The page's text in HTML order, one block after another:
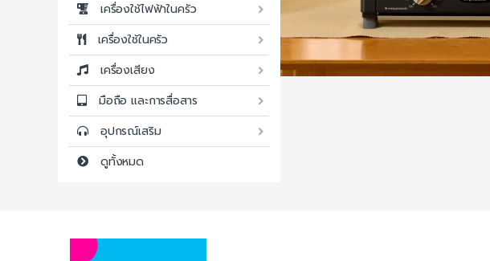
เครื่องใช้ไฟฟ้าในครัว
เครื่องใช้ในครัว
เครื่องเสียง
มือถือ และการสื่อสาร
อุปกรณ์เสริม
ดูทั้งหมด